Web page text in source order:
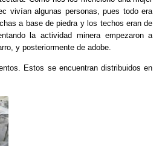
vivían algunas personas, pues todo era
a base de piedra y los techos eran de
la actividad minera empezaron a
y posteriormente de adobe.
Estos se encuentran distribuidos en